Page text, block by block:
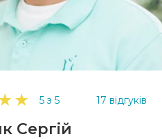
★ 5 з 5 17 відгуків
Сергій